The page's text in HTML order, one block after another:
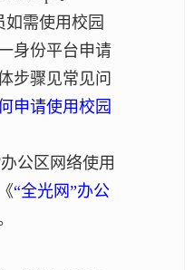
如需使用校园
身份平台申请
步骤见常见问
申请使用校园
公区网络使用
“全光网”办公